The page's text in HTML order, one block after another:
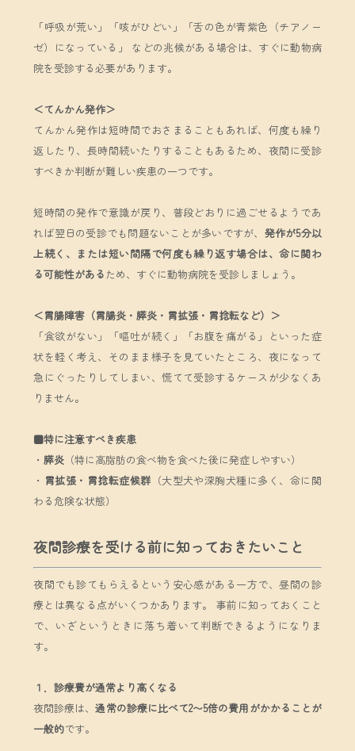
「呼吸が荒い」「咳がひどい」「舌の色が青紫色（チアノー
ゼ）になっている」 などの兆候がある場合は、すぐに動物病
院を受診する必要があります。
＜てんかん発作＞
てんかん発作は短時間でおさまることもあれば、何度も繰り
返したり、長時間続いたりすることもあるため、夜間に受診
すべきか判断が難しい疾患の一つです。
短時間の発作で意識が戻り、普段どおりに過ごせるようであ
れば翌日の受診でも問題ないことが多いですが、 発作が5分以
上続く、または短い間隔で何度も繰り返す場合は、命に関わ
る可能性がある ため、すぐに動物病院を受診しましょう。
＜胃腸障害（胃腸炎・膵炎・胃拡張・胃捻転など）＞
「食欲がない」「嘔吐が続く」「お腹を痛がる」といった症
状を軽く考え、そのまま様子を見ていたところ、夜になって
急にぐったりしてしまい、慌てて受診するケースが少なくあ
りません。
■特に注意すべき疾患
・膵炎 （特に高脂肪の食べ物を食べた後に発症しやすい）
・ 胃拡張・胃捻転症候群（大型犬や深胸犬種に多く、命に関
わる危険な状態）
夜間診療を受ける前に知っておきたいこと
夜間でも診てもらえるという安心感がある一方で、昼間の診
療とは異なる点がいくつかあります。 事前に知っておくこと
で、いざというときに落ち着いて判断できるようになりま
す。
１．診療費が通常より高くなる
夜間診療は、通常の診療に比べて2〜5倍の費用がかかることが
一般的です。